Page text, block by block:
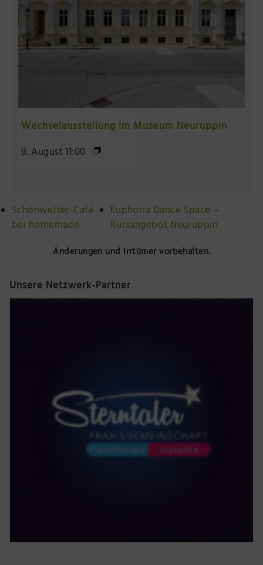
Wechselausstellung im Museum Neuruppin
9. August 11:00
Schönwetter-Café
bei homemade
Euphoria Dance Space –
Kursangebot Neuruppin
Änderungen und Irrtümer vorbehalten.
Unsere Netzwerk-Partner